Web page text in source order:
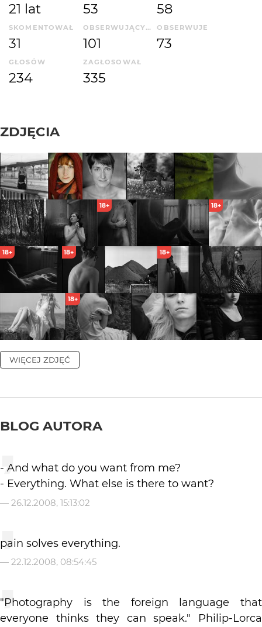
21 lat 53 58
SKOMENTOWAŁ
31
OBSERWUJĄCYCH
101
OBSERWUJE
73
GŁOSÓW
234
ZAGŁOSOWAŁ
335
ZDJĘCIA
18+ 18+
18+ 18+ 18+
18+
WIĘCEJ ZDJĘĆ
BLOG AUTORA
- And what do you want from me?
- Everything. What else is there to want?
— 26.12.2008, 15:13:02
pain solves everything.
— 22.12.2008, 08:54:45
"Photography is the foreign language that
everyone thinks they can speak." Philip-Lorca